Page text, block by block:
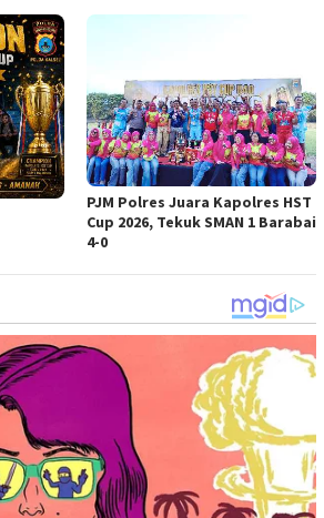
PJM Polres Juara Kapolres HST
Cup 2026, Tekuk SMAN 1 Barabai
4-0